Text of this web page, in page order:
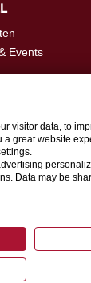
Events
visitor data, to
great website
Data may be